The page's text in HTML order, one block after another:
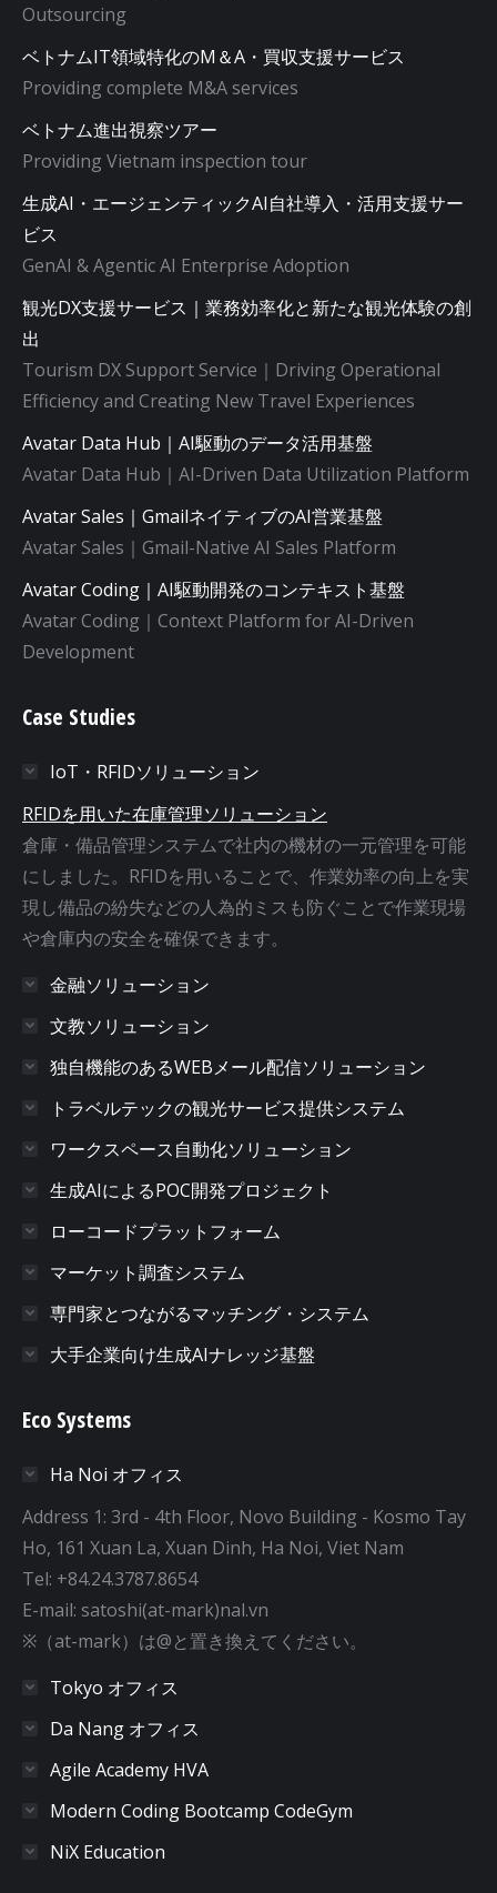
Outsourcing
ベトナムIT領域特化のM＆A・買収支援サービス
Providing complete M&A services
ベトナム進出視察ツアー
Providing Vietnam inspection tour
生成AI・エージェンティックAI自社導入・活用支援サー
ビス
GenAI & Agentic AI Enterprise Adoption
観光DX支援サービス｜業務効率化と新たな観光体験の創
出
Tourism DX Support Service｜Driving Operational
Efficiency and Creating New Travel Experiences
Avatar Data Hub｜AI駆動のデータ活用基盤
Avatar Data Hub｜AI-Driven Data Utilization Platform
Avatar Sales｜GmailネイティブのAI営業基盤
Avatar Sales｜Gmail-Native AI Sales Platform
Avatar Coding｜AI駆動開発のコンテキスト基盤
Avatar Coding｜Context Platform for AI-Driven
Development
Case Studies
IoT・RFIDソリューション
RFIDを用いた在庫管理ソリューション
倉庫・備品管理システムで社内の機材の一元管理を可能
にしました。RFIDを用いることで、作業効率の向上を実
現し備品の紛失などの人為的ミスも防ぐことで作業現場
や倉庫内の安全を確保できます。
金融ソリューション
文教ソリューション
独自機能のあるWEBメール配信ソリューション
トラベルテックの観光サービス提供システム
ワークスペース自動化ソリューション
生成AIによるPOC開発プロジェクト
ローコードプラットフォーム
マーケット調査システム
専門家とつながるマッチング・システム
大手企業向け生成AIナレッジ基盤
Eco Systems
Ha Noi オフィス
Address 1: 3rd - 4th Floor, Novo Building - Kosmo Tay
Ho, 161 Xuan La, Xuan Dinh, Ha Noi, Viet Nam
Tel: +84.24.3787.8654
E-mail: satoshi(at-mark)nal.vn
※（at-mark）は@と置き換えてください。
Tokyo オフィス
Da Nang オフィス
Agile Academy HVA
Modern Coding Bootcamp CodeGym
NiX Education